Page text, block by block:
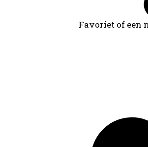
Favoriet of een